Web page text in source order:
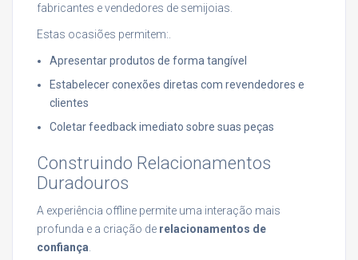
fabricantes e vendedores de semijoias.
Estas ocasiões permitem:.
Apresentar produtos de forma tangível
Estabelecer conexões diretas com revendedores e
clientes
Coletar feedback imediato sobre suas peças
Construindo Relacionamentos
Duradouros
A experiência offline permite uma interação mais
profunda e a criação de relacionamentos de
confiança